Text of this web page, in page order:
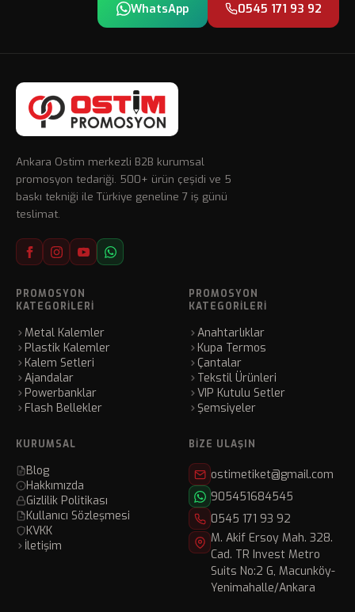
WhatsApp 0545 171 93 92
Ankara Ostim merkezli B2B kurumsal
promosyon tedariği. 500+ ürün çeşidi ve 5
baskı tekniği ile Türkiye geneline 7 iş günü
teslimat.
PROMOSYON
KATEGORILERI
Metal Kalemler
Plastik Kalemler
Kalem Setleri
Ajandalar
Powerbanklar
Flash Bellekler
PROMOSYON
KATEGORILERI
Anahtarlıklar
Kupa Termos
Çantalar
Tekstil Ürünleri
VIP Kutulu Setler
Şemsiyeler
KURUMSAL
Blog
Hakkımızda
Gizlilik Politikası
Kullanıcı Sözleşmesi
KVKK
İletişim
BIZE ULAŞIN
ostimetiket@gmail.com
905451684545
0545 171 93 92
M. Akif Ersoy Mah. 328.
Cad. TR Invest Metro
Suits No:2 G, Macunköy-
Yenimahalle/Ankara